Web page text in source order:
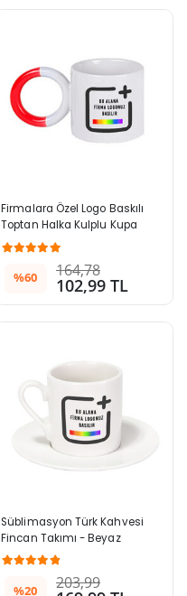
Firmalara Özel Logo Baskılı
Toptan Halka Kulplu Kupa
Bardak Kırmızı 996+ Adet
%60 164,78
102,99 TL
Süblimasyon Türk Kahvesi
Fincan Takımı - Beyaz
%20 203,99